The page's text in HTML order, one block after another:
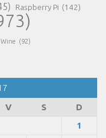
Raspberry Pi (142)
Wine (92)
V S
D
1